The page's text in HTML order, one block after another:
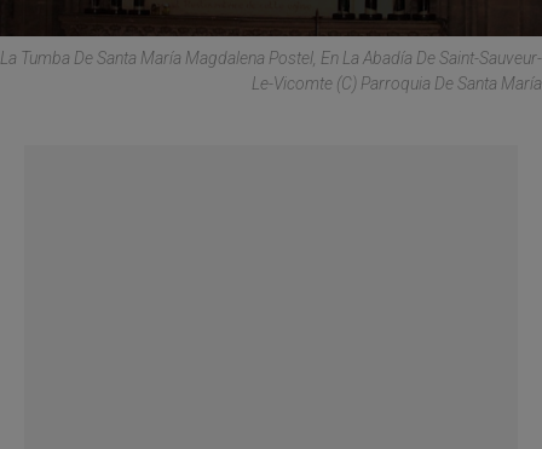
La Tumba De Santa María Magdalena Postel, En La Abadía De Saint-Sauveur-
Le-Vicomte (C) Parroquia De Santa María